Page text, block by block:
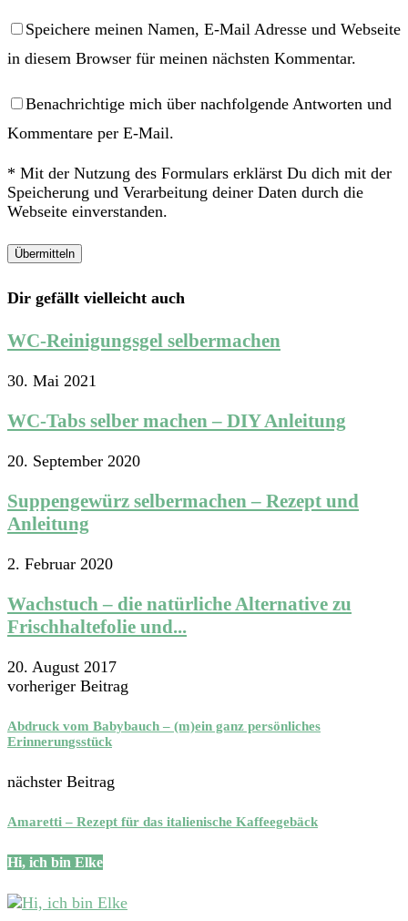
Speichere meinen Namen, E-Mail Adresse und Webseite
in diesem Browser für meinen nächsten Kommentar.
Benachrichtige mich über nachfolgende Antworten und
Kommentare per E-Mail.
* Mit der Nutzung des Formulars erklärst Du dich mit der
Speicherung und Verarbeitung deiner Daten durch die
Webseite einverstanden.
Dir gefällt vielleicht auch
WC-Reinigungsgel selbermachen
30. Mai 2021
WC-Tabs selber machen – DIY Anleitung
20. September 2020
Suppengewürz selbermachen – Rezept und
Anleitung
2. Februar 2020
Wachstuch – die natürliche Alternative zu
Frischhaltefolie und...
20. August 2017
vorheriger Beitrag
Abdruck vom Babybauch – (m)ein ganz persönliches
Erinnerungsstück
nächster Beitrag
Amaretti – Rezept für das italienische Kaffeegebäck
Hi, ich bin Elke